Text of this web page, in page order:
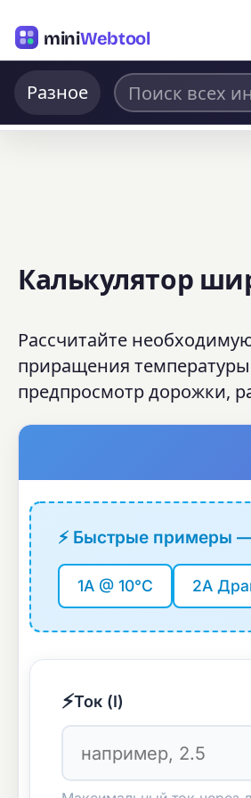
miniWebtool
Разное
Калькулятор
Рассчитайте
приращения
предпросмотр дорожки,
⚡ Быстрые примеры
1A @ 10°C 2A
⚡Ток (I)